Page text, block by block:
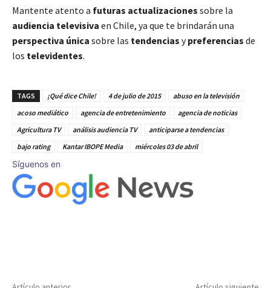
Mantente atento a futuras actualizaciones sobre la
audiencia televisiva en Chile, ya que te brindarán una
perspectiva única sobre las tendencias ypreferencias de
los televidentes.
TAGS ¡Qué dice Chile! 4 de julio de 2015
abuso en la televisión
acoso mediático
agencia de entretenimiento
agencia de noticias
Agricultura TV
análisis audiencia TV
anticiparse a tendencias
bajo rating
Kantar IBOPE Media miércoles 03 de abril
Síguenos en